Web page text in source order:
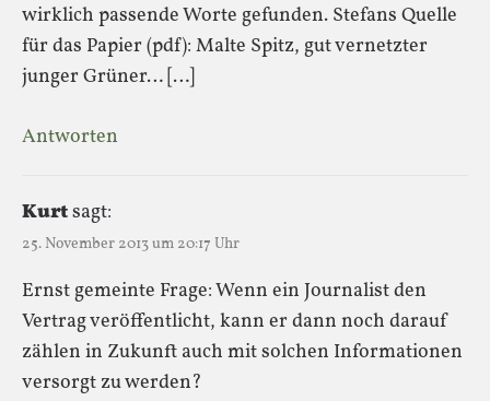
wirklich passende Worte gefunden. Stefans Quelle
für das Papier (pdf): Malte Spitz, gut vernetzter
junger Grüner… […]
Antworten
Kurtsagt:
25. November 2013 um 20:17 Uhr
Ernst gemeinte Frage: Wenn ein Journalist den
Vertrag veröffentlicht, kann er dann noch darauf
zählen in Zukunft auch mit solchen Informationen
versorgt zu werden?